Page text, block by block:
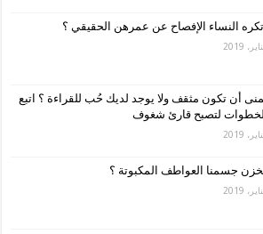
تكره النساء الإفصاح عن عمرهن الحقيقي ؟
أن تكون مثقف ولا يوجد لديك حُب للقراءة ؟ اتبع
لتصبح قارئ شغوف
جسمنا العواطف المكبوتة ؟